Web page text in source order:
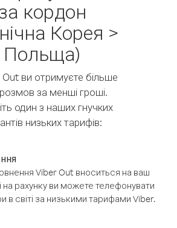
кордон
Корея >
Польща)
Out ви отримуєте більше
за менші гроші.
один з наших гнучких
низьких тарифів:
Viber Out вноситься на ваш
на рахунку ви можете телефонувати
в світі за низькими тарифами Viber.